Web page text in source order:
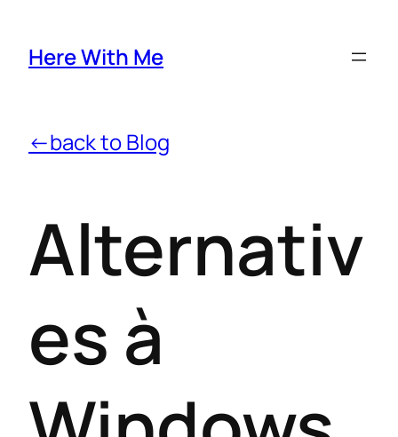
Here With Me
←back to Blog
Alternativ
es à